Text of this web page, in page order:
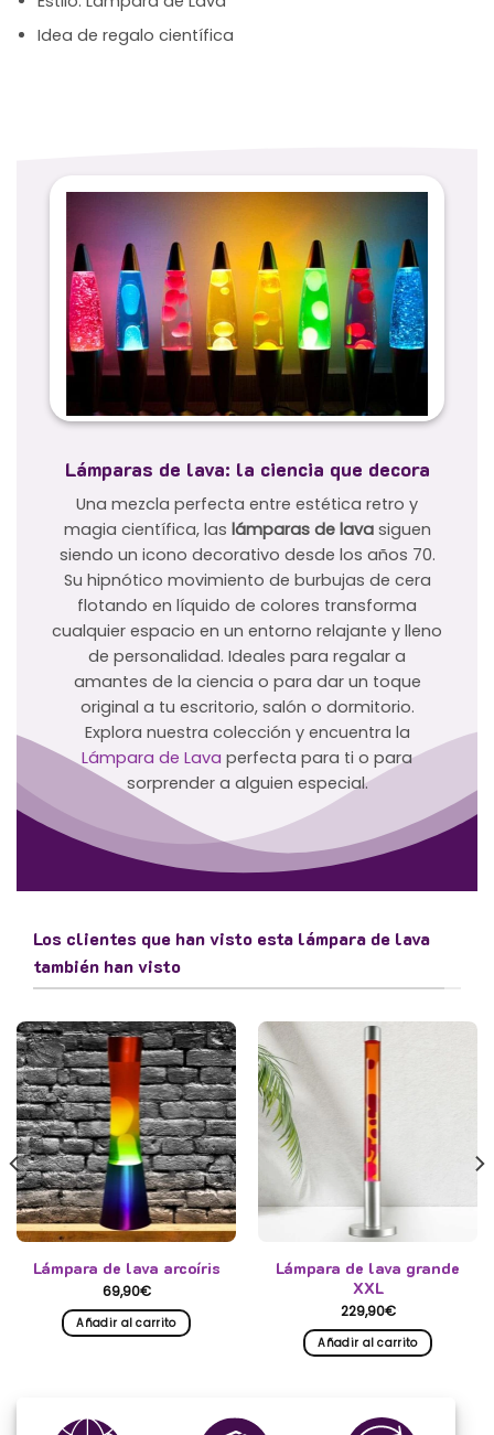
Idea de regalo científica
Lámparas de lava: la ciencia que decora
Una mezcla perfecta entre estética retro y
magia científica, las lámparas de lavasiguen
siendo un icono decorativo desde los años 70.
Su hipnótico movimiento de burbujas de cera
flotando en líquido de colores transforma
cualquier espacio en un entorno relajante y lleno
de personalidad. Ideales para regalar a
amantes de la ciencia o para dar un toque
original a tu escritorio, salón o dormitorio.
Explora nuestra colección y encuentra la
Lámpara de Lava perfecta para ti o para
sorprender a alguien especial.
Los clientes que han visto esta lámpara de lava
también han visto
Lámpara de lava arcoíris
69,90€
Añadir al carrito
Lámpara de lava grande
XXL
229,90€
Añadir al carrito